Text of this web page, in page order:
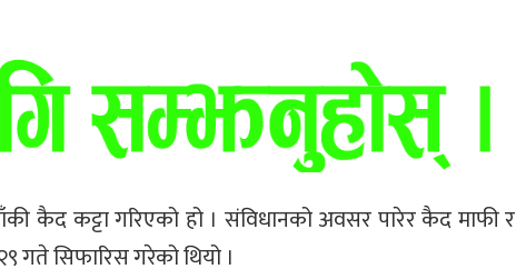
कैद कट्टा गरिएको हो । संविधानको अवसर पारेर कैद माफी र
गते सिफारिस गरेको थियो ।